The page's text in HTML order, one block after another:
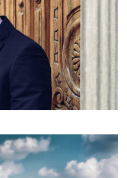
street, children,